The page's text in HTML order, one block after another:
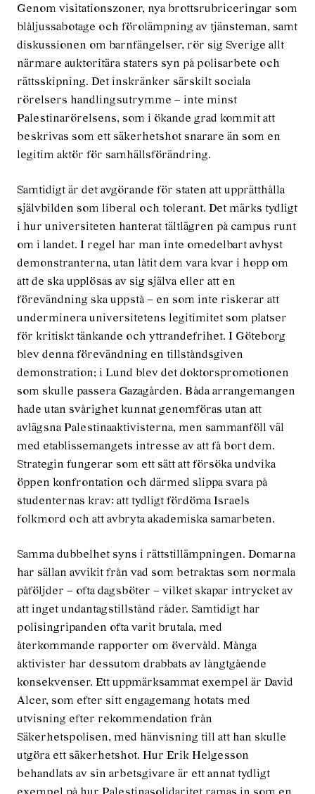
Genom visitationszoner, nya brottsrubriceringar som
blåljussabotage och förolämpning av tjänsteman, samt
diskussionen om barnfängelser, rör sig Sverige allt
närmare auktoritära staters syn på polisarbete och
rättsskipning. Det inskränker särskilt sociala
rörelsers handlingsutrymme – inte minst
Palestinarörelsens, som i ökande grad kommit att
beskrivas som ett säkerhetshot snarare än som en
legitim aktör för samhällsförändring.
Samtidigt är det avgörande för staten att upprätthålla
självbilden som liberal och tolerant. Det märks tydligt
i hur universiteten hanterat tältlägren på campus runt
om i landet. I regel har man inte omedelbart avhyst
demonstranterna, utan låtit dem vara kvar i hopp om
att de ska upplösas av sig själva eller att en
förevändning ska uppstå – en som inte riskerar att
underminera universitetens legitimitet som platser
för kritiskt tänkande och yttrandefrihet. I Göteborg
blev denna förevändning en tillståndsgiven
demonstration; i Lund blev det doktorspromotionen
som skulle passera Gazagården. Båda arrangemangen
hade utan svårighet kunnat genomföras utan att
avlägsna Palestinaaktivisterna, men sammanföll väl
med etablissemangets intresse av att få bort dem.
Strategin fungerar som ett sätt att försöka undvika
öppen konfrontation och därmed slippa svara på
studenternas krav: att tydligt fördöma Israels
folkmord och att avbryta akademiska samarbeten.
Samma dubbelhet syns i rättstillämpningen. Domarna
har sällan avvikit från vad som betraktas som normala
påföljder – ofta dagsböter – vilket skapar intrycket av
att inget undantagstillstånd råder. Samtidigt har
polisingripanden ofta varit brutala, med
återkommande rapporter om övervåld. Många
aktivister har dessutom drabbats av långtgående
konsekvenser. Ett uppmärksammat exempel är David
Alcer, som efter sitt engagemang hotats med
utvisning efter rekommendation från
Säkerhetspolisen, med hänvisning till att han skulle
utgöra ett säkerhetshot. Hur Erik Helgesson
behandlats av sin arbetsgivare är ett annat tydligt